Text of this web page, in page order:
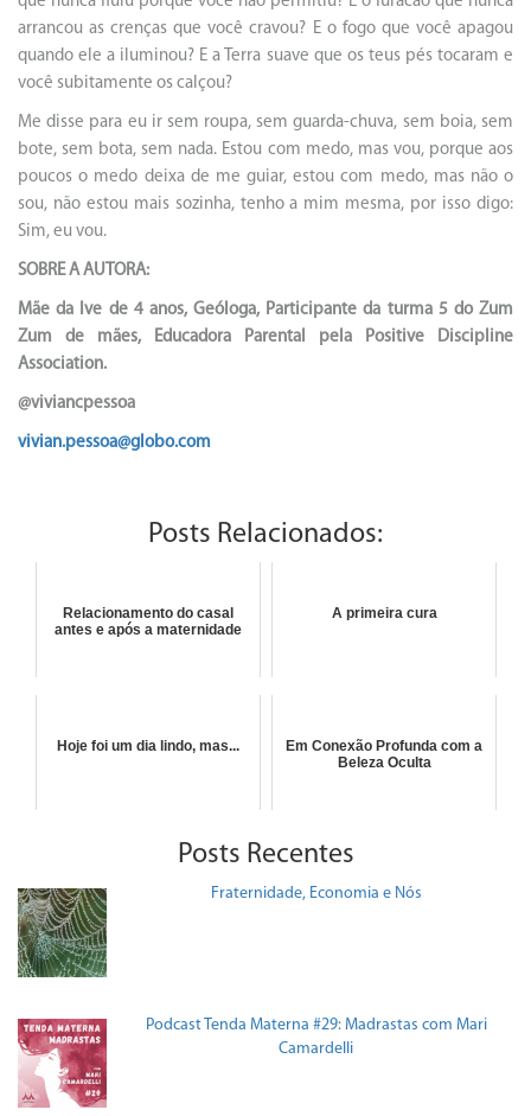
arrancou as crenças que você cravou? E o fogo que você apagou
quando ele a iluminou? E a Terra suave que os teus pés tocaram e
você subitamente os calçou?
Me disse para eu ir sem roupa, sem guarda-chuva, sem boia, sem
bote, sem bota, sem nada. Estou com medo, mas vou, porque aos
poucos o medo deixa de me guiar, estou com medo, mas não o
sou, não estou mais sozinha, tenho a mim mesma, por isso digo:
Sim, eu vou.
SOBRE A AUTORA:
Mãe da Ive de 4 anos, Geóloga, Participante da turma 5 do Zum
Zum de mães, Educadora Parental pela Positive Discipline
Association.
@viviancpessoa
vivian.pessoa@globo.com
Posts Relacionados:
Relacionamento do casal
antes e após a maternidade
A primeira cura
Hoje foi um dia lindo, mas...
Em Conexão Profunda com a
Beleza Oculta
Posts Recentes
Fraternidade, Economia e Nós
Podcast Tenda Materna #29: Madrastas com Mari
Camardelli